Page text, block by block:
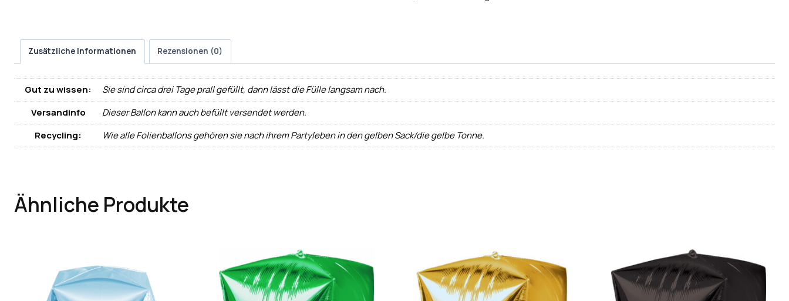
Zusätzliche Informationen Rezensionen (0)
Gut zu wissen:
Sie sind circa drei Tage prall gefüllt, dann lässt die Fülle langsam nach.
Versandinfo
Dieser Ballon kann auch befüllt versendet werden.
Recycling:
Wie alle Folienballons gehören sie nach ihrem Partyleben in den gelben Sack/die gelbe Tonne.
Ähnliche Produkte